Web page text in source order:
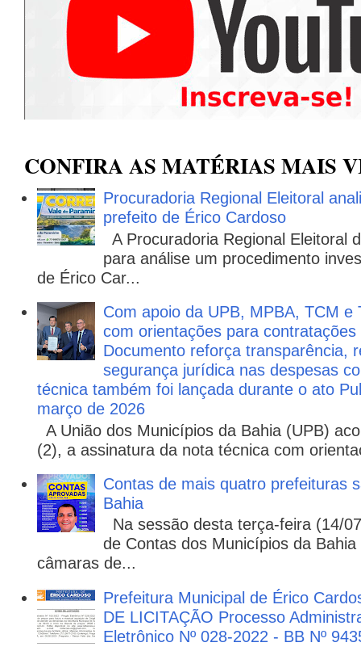
CONFIRA AS MATÉRIAS MAIS
Procuradoria Regional Eleitoral
prefeito de Érico Cardoso
A Procuradoria Regional Eleitoral
para análise um procedimento
de Érico Car...
Com apoio da UPB, MPBA, TCM
com orientações para
Documento reforça transparência,
segurança jurídica nas despesas
técnica também foi lançada durante o ato
março de 2026
A União dos Municípios da Bahia (UPB)
(2), a assinatura da nota técnica com
Contas de mais quatro prefeituras
Bahia
Na sessão desta terça-feira (14/
de Contas dos Municípios da
câmaras de...
Prefeitura Municipal de Érico
DE LICITAÇÃO Processo
Eletrônico Nº 028-2022 - BB Nº